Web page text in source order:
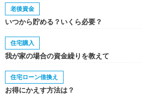
老後資金
いつから貯める？いくら必要？
住宅購入
我が家の場合の資金繰りを教えて
住宅ローン借換え
お得にかえす方法は？